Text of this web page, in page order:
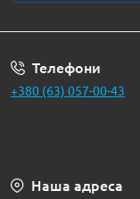
Телефони
+380 (63) 057-00-43
Наша адреса